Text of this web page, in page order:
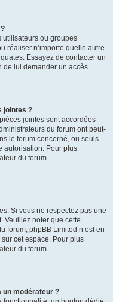
utilisateurs ou groupes
réaliser n’importe quelle autre
Essayez de contacter un
de lui demander un accès.
jointes ?
jointes sont accordées
du forum ont peut-
le forum concerné, ou seuls
autorisation. Pour plus
du forum.
Si vous ne respectez pas une
Veuillez noter que cette
forum, phpBB Limited n’est en
cet espace. Pour plus
du forum.
un modérateur ?